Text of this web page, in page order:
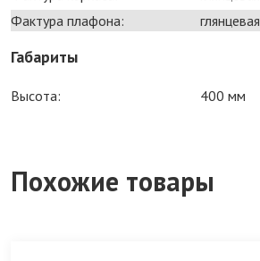
Фактура плафона:
глянцевая
Габариты
Высота: 400 мм
Похожие товары